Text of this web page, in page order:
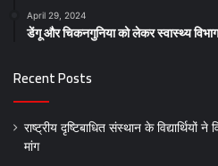
April 29, 2024
डेंगू और चिकनगुनिया को लेकर स्वास्थ्य
Recent Posts
राष्ट्रीय दृष्टिबाधित संस्थान के
मांग